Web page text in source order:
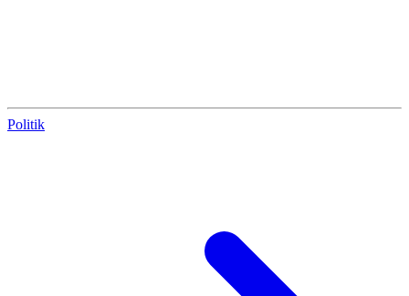
Politik